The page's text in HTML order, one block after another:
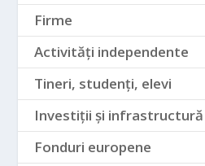
Firme
Activități independente
Tineri, studenți, elevi
Investiții și infrastructură
Fonduri europene